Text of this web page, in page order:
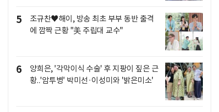
5
조규찬♥해이, 방송 최초 부부 동반 출격
에 깜짝 근황 "美 주립대 교수"
6
양희은, '각막이식 수술' 후 지팡이 짚은 근
황..'암투병' 박미선·이성미와 '밝은미소'